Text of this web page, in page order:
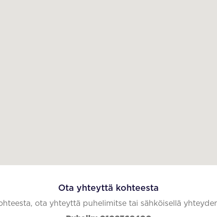
Ota yhteyttä kohteesta
ota yhteyttä puhelimitse tai sähköisellä